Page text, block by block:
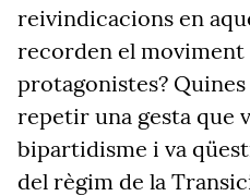
reivindicacions en
recorden el moviment
protagonistes?
repetir una gesta que
bipartidisme i va
del règim de la